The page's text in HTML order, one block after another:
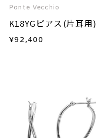
Ponte Vecchio
K18YGピアス(片耳用)
¥92,400